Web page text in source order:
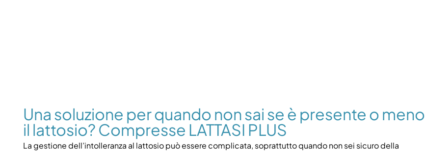
Una soluzione per quando non sai se è presente o meno
il lattosio? Compresse LATTASI PLUS
La gestione dell’intolleranza al lattosio può essere complicata, soprattutto quando non sei sicuro della